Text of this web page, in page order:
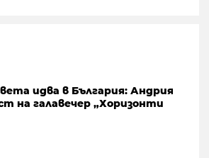
идва в България: Андрия
на галавечер „Хоризонти